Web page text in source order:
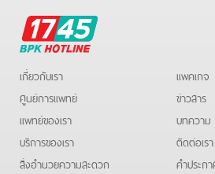
BPK
Hotline
เกี่ยวกับเรา
ศูนย์การแพทย์
แพทย์ของเรา
บริการของเรา
สิ่งอำนวยความสะดวก
แพคเกจ
ข่าวสาร
บทความ
ติดต่อเรา
คําประก